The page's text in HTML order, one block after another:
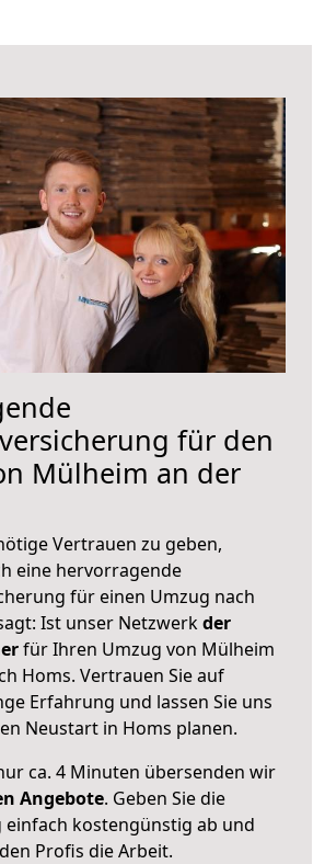
für den
Mülheim an der
Vertrauen zu geben,
eine hervorragende
für einen Umzug nach
Ist unser Netzwerkder
für Ihren Umzug von Mülheim
Homs. Vertrauen Sie auf
Erfahrung und lassen Sie uns
Neustart in Homs planen.
ca. 4 Minuten übersenden wir
Angebote. Geben Sie die
kostengünstig ab und
Profis die Arbeit.